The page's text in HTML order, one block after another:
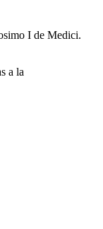
I de Medici.
a la